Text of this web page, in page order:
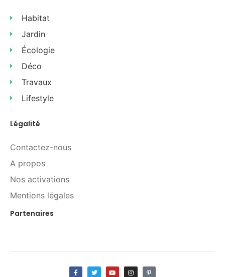
Habitat
Jardin
Écologie
Déco
Travaux
Lifestyle
Légalité
Contactez-nous
A propos
Nos activations
Mentions légales
Partenaires